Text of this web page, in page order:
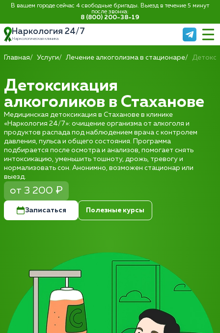
В вашем городе сейчас 4 свободные бригады. Выезд в течение 5 минут
после звонка:
8 (800) 200-38-19
Наркология 24/7
Наркологическая клиника
Главная Услуги Лечение алкоголизма в стационаре
Детоксикация
алкоголиков в Стаханове
Медицинская детоксикация в Стаханове в клинике
«Наркология 24/7»: очищение организма от алкоголя и
продуктов распада под наблюдением врача с контролем
давления, пульса и общего состояния. Программа
подбирается после осмотра и анализов, помогает снять
интоксикацию, уменьшить тошноту, дрожь, тревогу и
нормализовать сон. Анонимно, возможен стационар или
выезд.
от 3 200 ₽
Записаться Полезные курсы